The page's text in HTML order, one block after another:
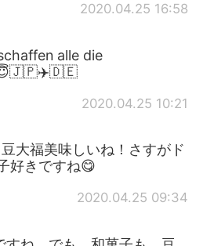
2020.04.25 16:58
alle die
2020.04.25 10:21
豆大福美味しいね！さすがド
好きですね😋
2020.04.25 09:34